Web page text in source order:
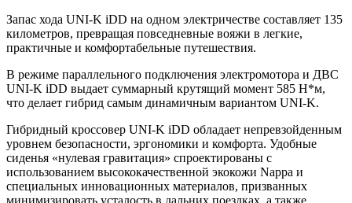
Запас хода UNI-K iDD на одном электричестве составляет 135
километров, превращая повседневные вояжи в легкие,
практичные и комфортабельные путешествия.
В режиме параллельного подключения электромотора и ДВС
UNI-K iDD выдает суммарный крутящий момент 585 Н*м,
что делает гибрид самым динамичным вариантом UNI-K.
Гибридный кроссовер UNI-K iDD обладает непревзойденным
уровнем безопасности, эргономики и комфорта. Удобные
сиденья «нулевая гравитация» спроектированы с
использованием высококачественной экокожи Nappa и
специальных инновационных материалов, призванных
минимизировать усталость в дальних поездках, а также